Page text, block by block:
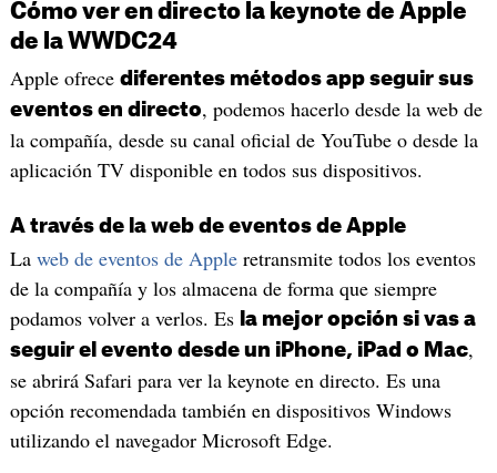
Cómo ver en directo la keynote de Apple
de la WWDC24
Apple ofrece diferentes métodos app seguir sus
eventos en directo, podemos hacerlo desde la web de
la compañía, desde su canal oficial de YouTube o desde la
aplicación TV disponible en todos sus dispositivos.
A través de la web de eventos de Apple
La web de eventos de Appleretransmite todos los eventos
de la compañía y los almacena de forma que siempre
podamos volver a verlos. Es la mejor opción si vas a
seguir el evento desde un iPhone, iPad o Mac,
se abrirá Safari para ver la keynote en directo. Es una
opción recomendada también en dispositivos Windows
utilizando el navegador Microsoft Edge.